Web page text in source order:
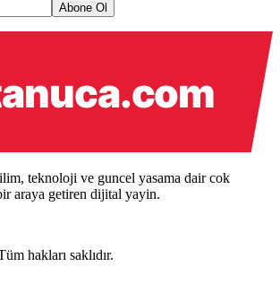
Abone Ol
teknoloji ve guncel yasama dair cok
araya getiren dijital yayin.
hakları saklıdır.